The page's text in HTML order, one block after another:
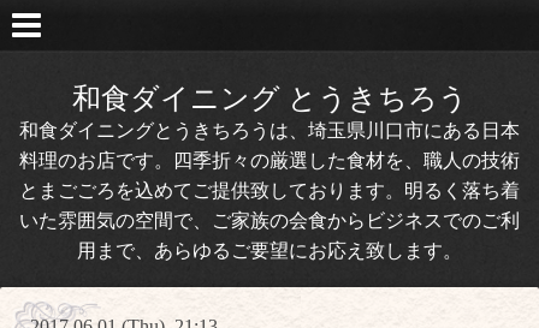
和食ダイニング とうきちろう
和食ダイニングとうきちろうは、埼玉県川口市にある日本
料理のお店です。四季折々の厳選した食材を、職人の技術
とまごごろを込めてご提供致しております。明るく落ち着
いた雰囲気の空間で、ご家族の会食からビジネスでのご利
用まで、あらゆるご要望にお応え致します。